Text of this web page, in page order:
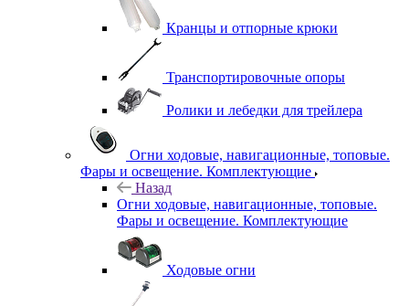
Кранцы и отпорные крюки
Транспортировочные опоры
Ролики и лебедки для трейлера
Огни ходовые, навигационные, топовые.
Фары и освещение. Комплектующие
Назад
Огни ходовые, навигационные, топовые.
Фары и освещение. Комплектующие
Ходовые огни